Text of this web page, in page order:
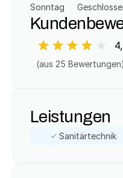
Sonntag
(aus 25 Bewertungen)
Leistungen
Sanitärtechnik